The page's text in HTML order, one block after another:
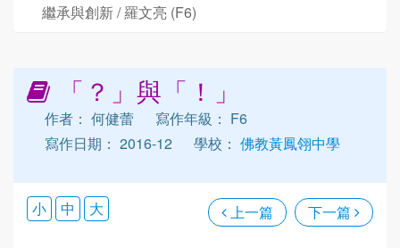
繼承與創新 / 羅文亮 (F6)
「？」與「！」
作者： 何健蕾
寫作年級： F6
寫作日期： 2016-12
學校： 佛教黃鳳翎中學
上一篇 下一篇
小 中 大